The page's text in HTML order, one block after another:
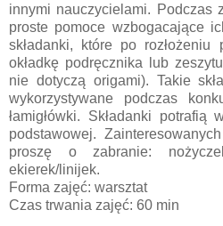
innymi nauczycielami. Podczas
proste pomoce wzbogacające
składanki, które po rozłożeniu
okładkę podręcznika lub
nie dotyczą origami). Takie
wykorzystywane podczas
łamigłówki. Składanki potrafią
podstawowej.
proszę o zabranie:
ekierek/linijek.
Forma zajęć: warsztat
Czas trwania zajęć: 60 min